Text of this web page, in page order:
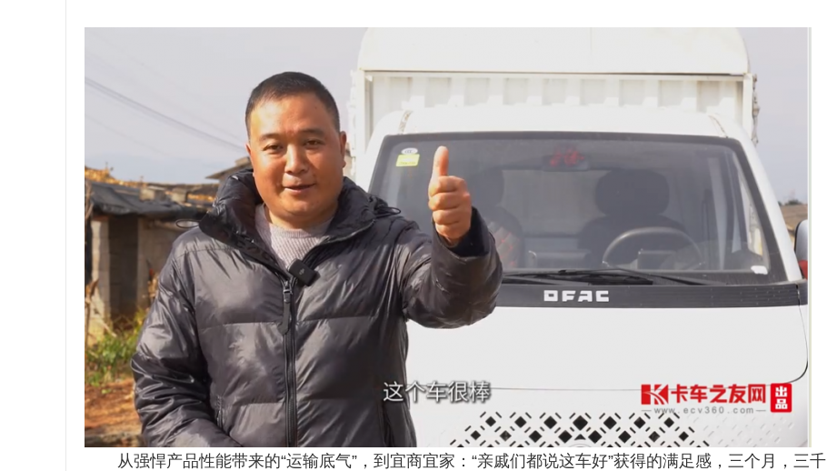
从强悍产品性能带来的“运输底气”，到宜商宜家：“亲戚们都说这车好”获得的满足感，三个月，三千